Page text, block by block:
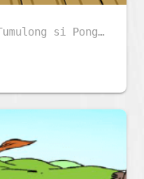
May sakit ang ate ni Pong. Tumulong si Pong sa kaniyang ina upang ihanda ang higaan ng kaniyang ate.